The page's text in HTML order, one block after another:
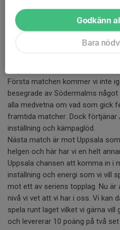
Första matchen kommer vi inte
besegrade av Södermalms
alla medvetna om vad som gick
framtida matcher. Dock förtjänar
inställning och kämpaglöd.
Nästa match är mot Uppsala
helgen och här har vi en helt
Uppsala chansen att komma in i
inställning och energi som vi vill
mot ett av seriens topplag. Nu är
nivå vi vet att vi har i oss. Vi kan
spela runt laget vilket vi gärna
och levererar 10 poäng på två
Godkänn
Bara